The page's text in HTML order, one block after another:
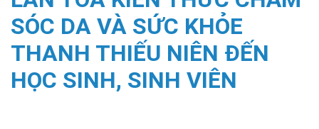
SÓC DA VÀ SỨC KHỎE
THANH THIẾU NIÊN ĐẾN
HỌC SINH, SINH VIÊN